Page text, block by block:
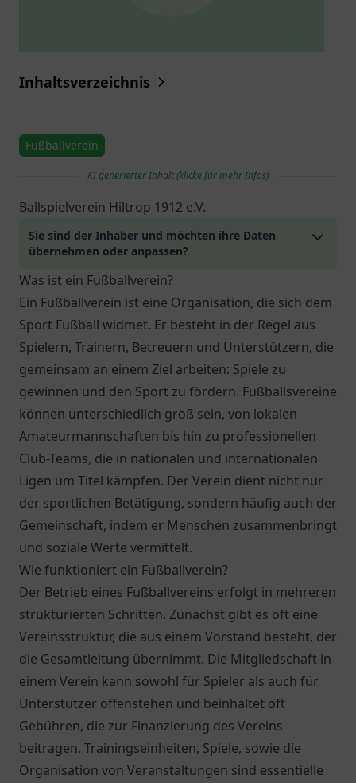
Inhaltsverzeichnis
Fußballverein
KI generierter Inhalt (klicke für mehr Infos)
Ballspielverein Hiltrop 1912 e.V.
Sie sind der Inhaber und möchten ihre Daten
übernehmen oder anpassen?
Was ist ein Fußballverein?
Ein Fußballverein ist eine Organisation, die sich dem
Sport Fußball widmet. Er besteht in der Regel aus
Spielern, Trainern, Betreuern und Unterstützern, die
gemeinsam an einem Ziel arbeiten: Spiele zu
gewinnen und den Sport zu fördern. Fußballsvereine
können unterschiedlich groß sein, von lokalen
Amateurmannschaften bis hin zu professionellen
Club-Teams, die in nationalen und internationalen
Ligen um Titel kämpfen. Der Verein dient nicht nur
der sportlichen Betätigung, sondern häufig auch der
Gemeinschaft, indem er Menschen zusammenbringt
und soziale Werte vermittelt.
Wie funktioniert ein Fußballverein?
Der Betrieb eines Fußballvereins erfolgt in mehreren
strukturierten Schritten. Zunächst gibt es oft eine
Vereinsstruktur, die aus einem Vorstand besteht, der
die Gesamtleitung übernimmt. Die Mitgliedschaft in
einem Verein kann sowohl für Spieler als auch für
Unterstützer offenstehen und beinhaltet oft
Gebühren, die zur Finanzierung des Vereins
beitragen. Trainingseinheiten, Spiele, sowie die
Organisation von Veranstaltungen sind essentielle